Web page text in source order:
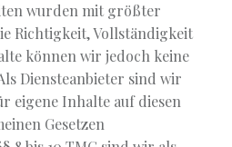
wurden mit größter
Richtigkeit, Vollständigkeit
können wir jedoch keine
Diensteanbieter sind wir
eigene Inhalte auf diesen
Gesetzen